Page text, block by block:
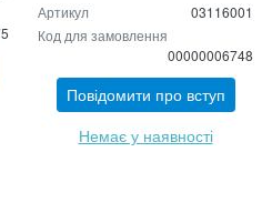
Артикул
03116001
Код для замовлення
00000006748
Повідомити про вступ
Немає у наявності